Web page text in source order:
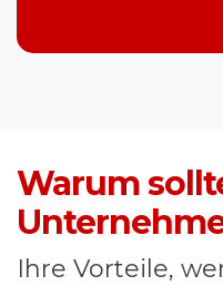
Warum
Ihre Vorteile,